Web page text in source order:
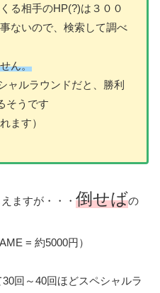
る相手のHP(?)は３００
ないので、検索して調べ
ん。
ャルラウンドだと、勝利
そうです
ます）
ますが・・・ 倒せばの
= 約5000円）
回～40回ほどスペシャルラ